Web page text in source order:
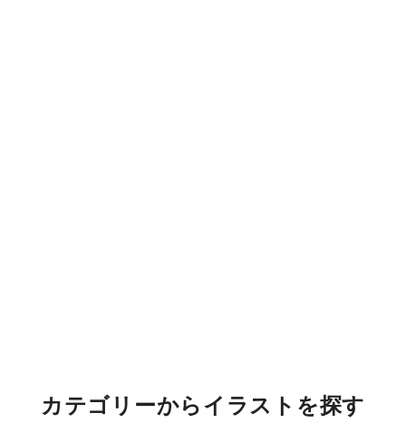
カテゴリーからイラストを探す